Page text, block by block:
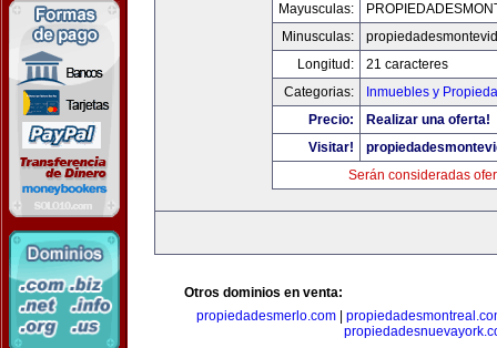
Mayusculas:
Minusculas:
Longitud:
21 caracteres
Categorias:
Inmuebles y
Precio:
Realizar una oferta!
Visitar!
Serán consideradas
Otros dominios en venta:
propiedadesmerlo.com